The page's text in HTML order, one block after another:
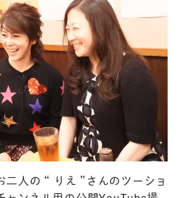
二人の “ りえ ”さんのツーショ